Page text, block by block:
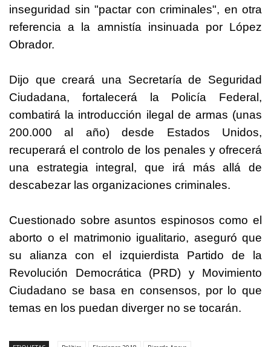
inseguridad sin "pactar con criminales", en otra
referencia a la amnistía insinuada por López
Obrador.
Dijo que creará una Secretaría de Seguridad
Ciudadana, fortalecerá la Policía Federal,
combatirá la introducción ilegal de armas (unas
200.000 al año) desde Estados Unidos,
recuperará el controlo de los penales y ofrecerá
una estrategia integral, que irá más allá de
descabezar las organizaciones criminales.
Cuestionado sobre asuntos espinosos como el
aborto o el matrimonio igualitario, aseguró que
su alianza con el izquierdista Partido de la
Revolución Democrática (PRD) y Movimiento
Ciudadano se basa en consensos, por lo que
temas en los puedan diverger no se tocarán.